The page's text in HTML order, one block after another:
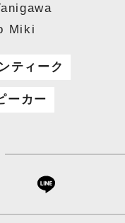
Miki
ティーク
ーカー